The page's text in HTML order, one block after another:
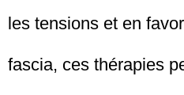
les tensions et en
fascia, ces thérapies